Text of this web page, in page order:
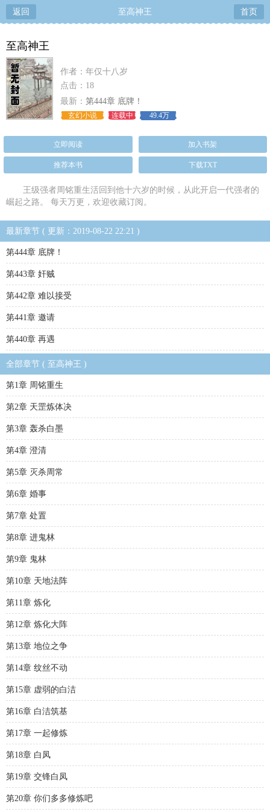
返回 至高神王 首页
至高神王
作者：年仅十八岁
点击：18
最新： 第444章 底牌！
玄幻小说 连载中 49.4万
立即阅读 加入书架
推荐本书 下载TXT
王级强者周铭重生活回到他十六岁的时候，从此开启一代强者的
崛起之路。 每天万更，欢迎收藏订阅。
最新章节 ( 更新：2019-08-22 22:21 )
第444章 底牌！
第443章 奸贼
第442章 难以接受
第441章 邀请
第440章 再遇
全部章节 ( 至高神王 )
第1章 周铭重生
第2章 天罡炼体决
第3章 轰杀白墨
第4章 澄清
第5章 灭杀周常
第6章 婚事
第7章 处置
第8章 进鬼林
第9章 鬼林
第10章 天地法阵
第11章 炼化
第12章 炼化大阵
第13章 地位之争
第14章 纹丝不动
第15章 虚弱的白洁
第16章 白洁筑基
第17章 一起修炼
第18章 白凤
第19章 交锋白凤
第20章 你们多多修炼吧